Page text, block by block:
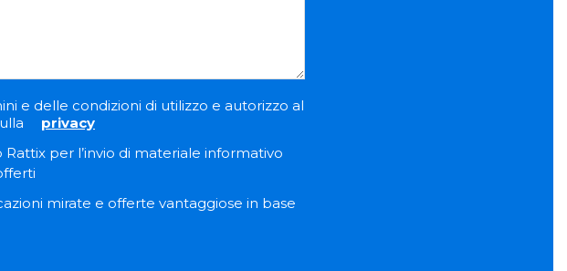
e delle condizioni di utilizzo e autorizzo al
privacy
per l’invio di materiale informativo
mirate e offerte vantaggiose in base